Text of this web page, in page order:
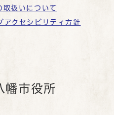
取扱いについて
アクセシビリティ方針
幡市役所